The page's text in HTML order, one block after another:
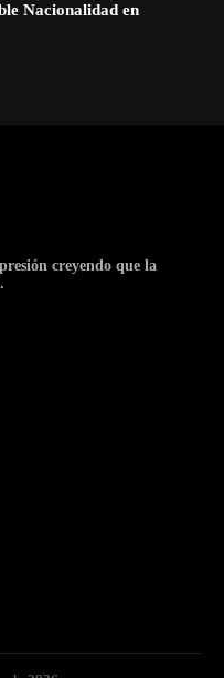
Nacionalidad en
creyendo que la